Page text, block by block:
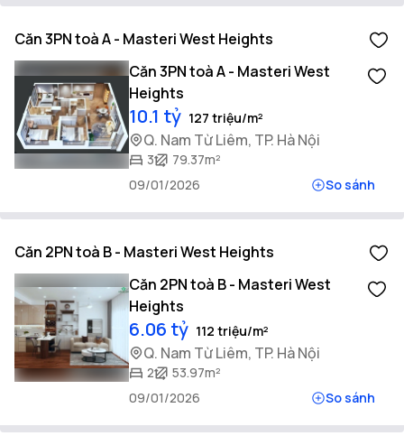
Căn 3PN toà A - Masteri West Heights
Căn 3PN toà A - Masteri West
Heights
10.1 tỷ 127 triệu/m²
Q. Nam Từ Liêm, TP. Hà Nội
3
79.37m²
09/01/2026
So sánh
Căn 2PN toà B - Masteri West Heights
Căn 2PN toà B - Masteri West
Heights
6.06 tỷ 112 triệu/m²
Q. Nam Từ Liêm, TP. Hà Nội
2
53.97m²
09/01/2026
So sánh